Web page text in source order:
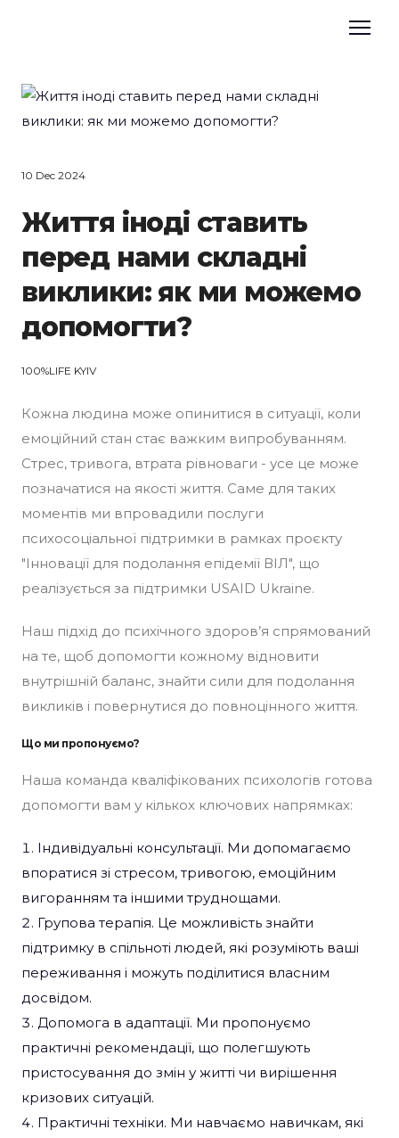
10 Dec 2024
Життя іноді ставить
перед нами складні
виклики: як ми можемо
допомогти?
100%LIFE KYIV
Кожна людина може опинитися в ситуації, коли
емоційний стан стає важким випробуванням.
Стрес, тривога, втрата рівноваги - усе це може
позначатися на якості життя. Саме для таких
моментів ми впровадили послуги
психосоціальної підтримки в рамках проєкту
"Інновації для подолання епідемії ВІЛ", що
реалізується за підтримки USAID Ukraine.
Наш підхід до психічного здоров’я спрямований
на те, щоб допомогти кожному відновити
внутрішній баланс, знайти сили для подолання
викликів і повернутися до повноцінного життя.
Що ми пропонуємо?
Наша команда кваліфікованих психологів готова
допомогти вам у кількох ключових напрямках:
Індивідуальні консультації. Ми допомагаємо
впоратися зі стресом, тривогою, емоційним
вигоранням та іншими труднощами.
Групова терапія. Це можливість знайти
підтримку в спільноті людей, які розуміють ваші
переживання і можуть поділитися власним
досвідом.
Допомога в адаптації. Ми пропонуємо
практичні рекомендації, що полегшують
пристосування до змін у житті чи вирішення
кризових ситуацій.
Практичні техніки. Ми навчаємо навичкам, які